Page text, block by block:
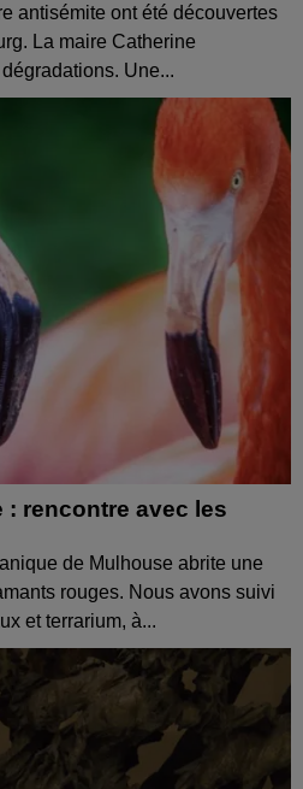
antisémite ont été découvertes
La maire Catherine
Une...
: rencontre avec les
de Mulhouse abrite une
rouges. Nous avons suivi
et terrarium, à...